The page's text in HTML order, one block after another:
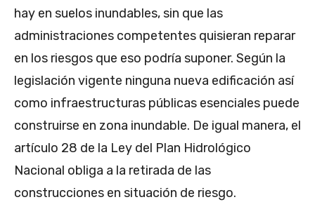
hay en suelos inundables, sin que las
administraciones competentes quisieran reparar
en los riesgos que eso podría suponer. Según la
legislación vigente ninguna nueva edificación así
como infraestructuras públicas esenciales puede
construirse en zona inundable. De igual manera, el
artículo 28 de la Ley del Plan Hidrológico
Nacional obliga a la retirada de las
construcciones en situación de riesgo.